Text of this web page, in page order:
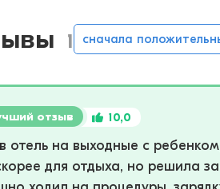
1 сначала
отзыв 10,0
отель на выходные с
для отдыха, но решила